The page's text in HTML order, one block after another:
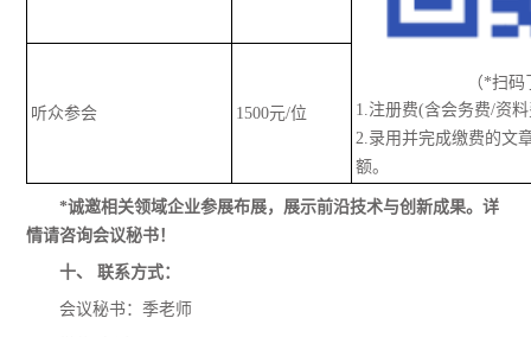
（*扫码
1. 注册费(含会务费/资
2. 录用并完成缴费的文
额。
听众参会 1500元/位
*诚邀相关领域企业参展布展，展示前沿技术与创新成果。详
情请咨询会议秘书！
十、联系方式：
会议秘书：季老师